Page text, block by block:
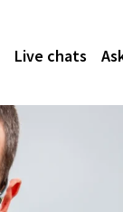
Live chats